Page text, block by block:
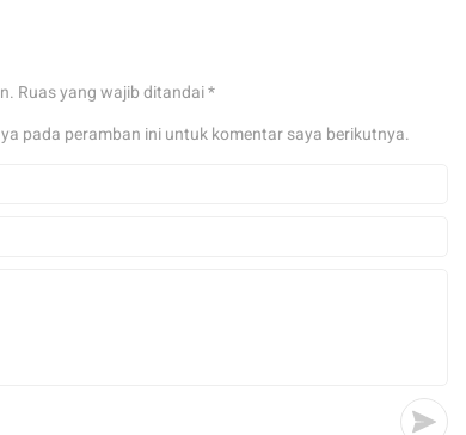
Ruas yang wajib ditandai*
pada peramban ini untuk komentar saya berikutnya.